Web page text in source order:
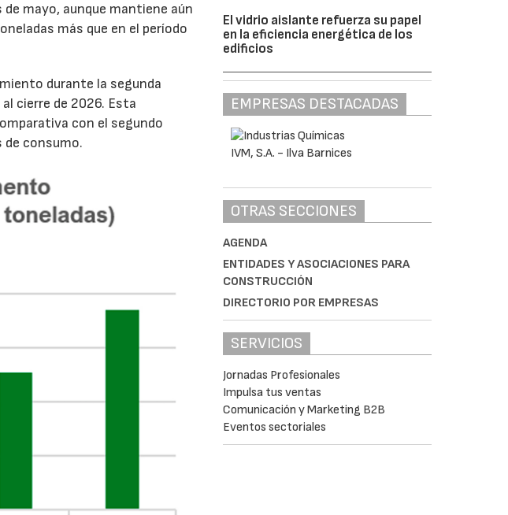
mayo, aunque mantiene aún
más que en el período
durante la segunda
cierre de 2026. Esta
con el segundo
de consumo.
El vidrio aislante refuerza su papel
en la eficiencia energética de los
edificios
EMPRESAS DESTACADAS
OTRAS SECCIONES
AGENDA
ENTIDADES Y ASOCIACIONES PARA
CONSTRUCCIÓN
DIRECTORIO POR EMPRESAS
SERVICIOS
Jornadas Profesionales
Impulsa tus ventas
Comunicación y Marketing B2B
Eventos sectoriales